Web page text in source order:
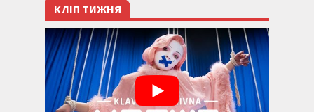
КЛІП ТИЖНЯ